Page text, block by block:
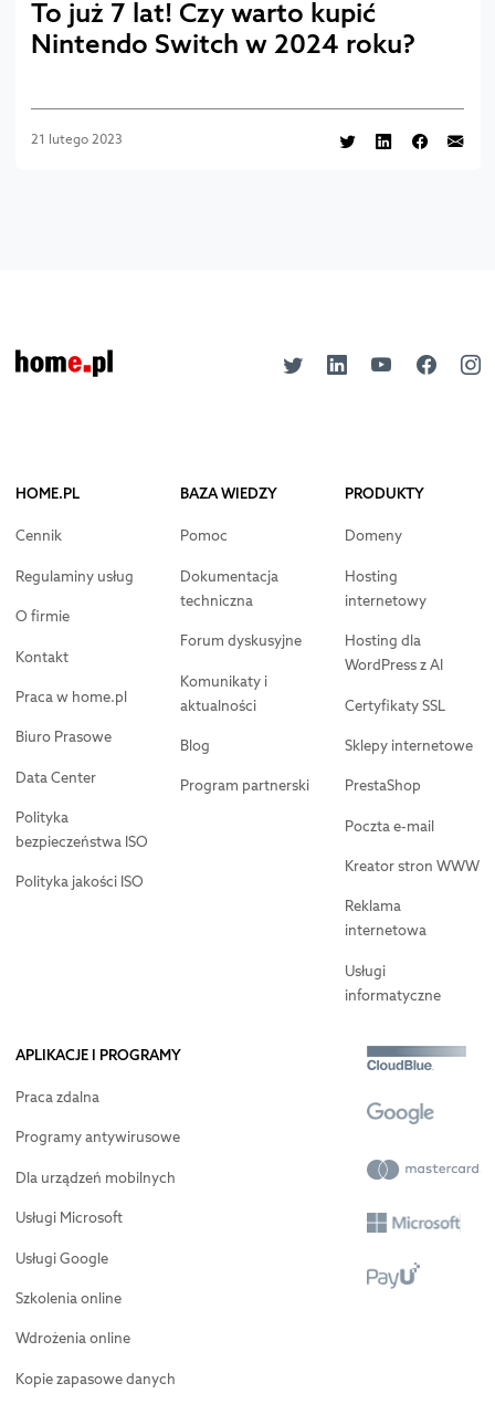
To już 7 lat! Czy warto kupić
Nintendo Switch w 2024 roku?
21 lutego 2023
HOME.PL
Cennik
Regulaminy usług
O firmie
Kontakt
Praca w home.pl
Biuro Prasowe
Data Center
Polityka
bezpieczeństwa ISO
Polityka jakości ISO
BAZA WIEDZY
Pomoc
Dokumentacja
techniczna
Forum dyskusyjne
Komunikaty i
aktualności
Blog
Program partnerski
PRODUKTY
Domeny
Hosting
internetowy
Hosting dla
WordPress z AI
Certyfikaty SSL
Sklepy internetowe
PrestaShop
Poczta e-mail
Kreator stron WWW
Reklama
internetowa
Usługi
informatyczne
APLIKACJE I PROGRAMY
Praca zdalna
Programy antywirusowe
Dla urządzeń mobilnych
Usługi Microsoft
Usługi Google
Szkolenia online
Wdrożenia online
Kopie zapasowe danych